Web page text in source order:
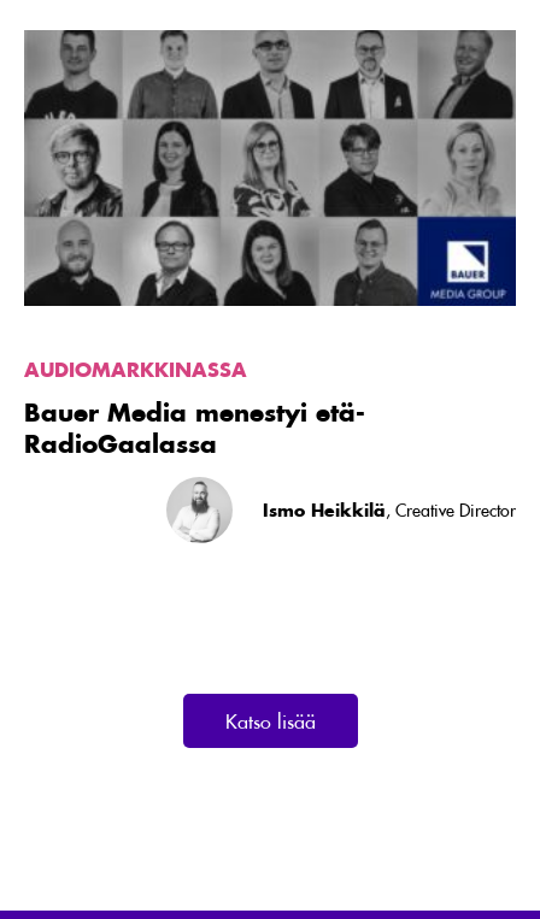
artikkeli
Bauer
Media
menestyi
etä-
RadioGaalassa
AUDIOMARKKINASSA
Bauer Media menestyi etä-
RadioGaalassa
Ismo Heikkilä, Creative Director
Katso lisää